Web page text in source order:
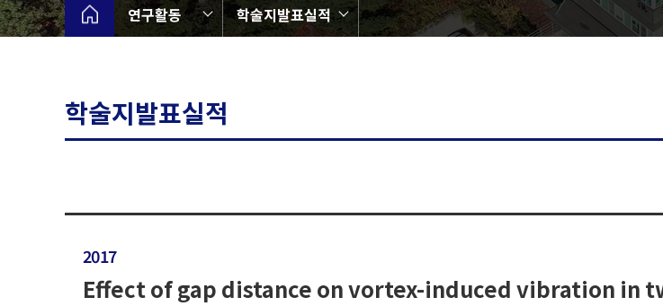
연구활동 학술지발표실적
학술지발표실적
2017
Effect of gap distance on vortex-induced vibration in